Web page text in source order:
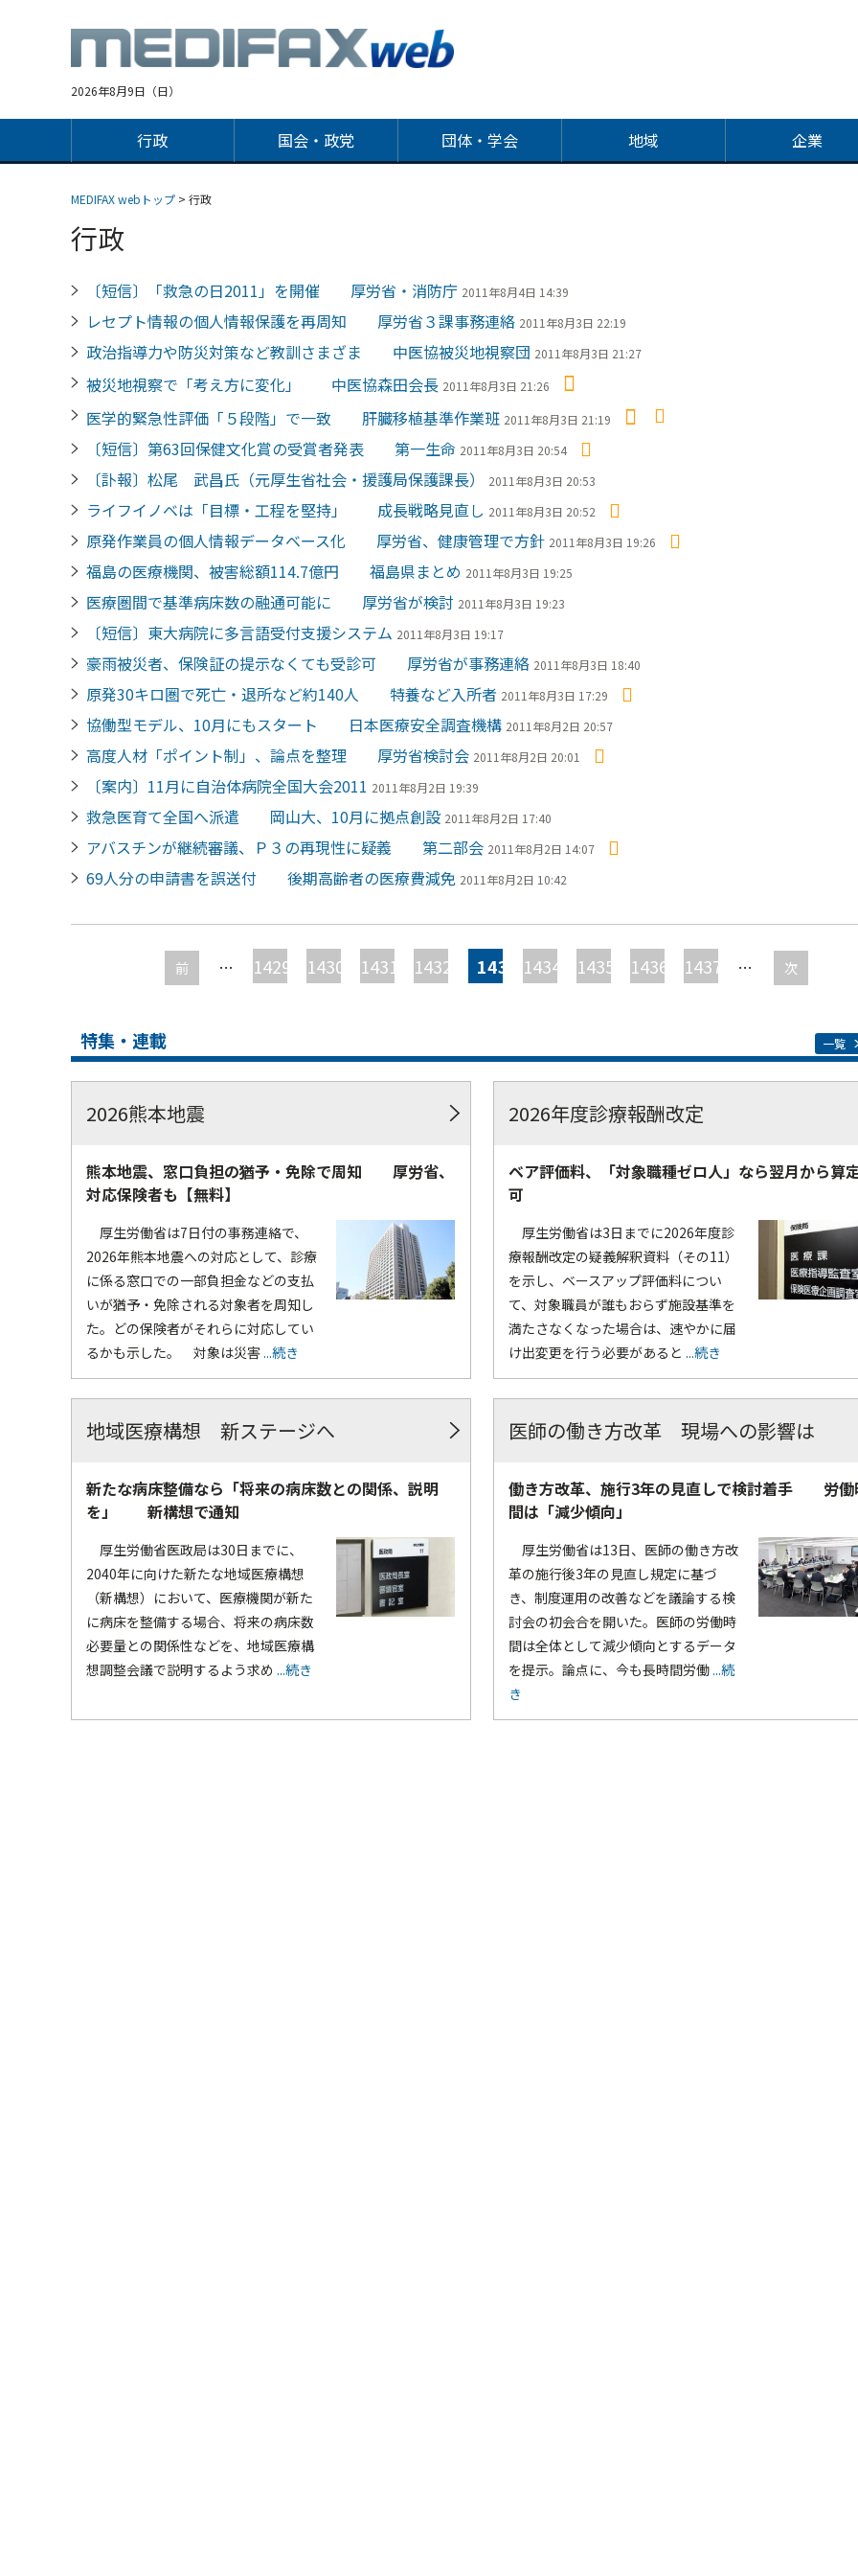
2026年8月9日（日）
行政 国会・政党 団体・学会 地域 企業
MEDIFAX webトップ > 行政
行政
〔短信〕「救急の日2011」を開催 厚労省・消防庁 2011年8月4日 14:39
レセプト情報の個人情報保護を再周知 厚労省３課事務連絡 2011年8月3日 22:19
政治指導力や防災対策など教訓さまざま 中医協被災地視察団 2011年8月3日 21:27
被災地視察で「考え方に変化」 中医協森田会長 2011年8月3日 21:26
医学的緊急性評価「５段階」で一致 肝臓移植基準作業班 2011年8月3日 21:19
〔短信〕第63回保健文化賞の受賞者発表 第一生命 2011年8月3日 20:54
〔訃報〕松尾 武昌氏（元厚生省社会・援護局保護課長） 2011年8月3日 20:53
ライフイノベは「目標・工程を堅持」 成長戦略見直し 2011年8月3日 20:52
原発作業員の個人情報データベース化 厚労省、健康管理で方針 2011年8月3日 19:26
福島の医療機関、被害総額114.7億円 福島県まとめ 2011年8月3日 19:25
医療圏間で基準病床数の融通可能に 厚労省が検討 2011年8月3日 19:23
〔短信〕東大病院に多言語受付支援システム 2011年8月3日 19:17
豪雨被災者、保険証の提示なくても受診可 厚労省が事務連絡 2011年8月3日 18:40
原発30キロ圏で死亡・退所など約140人 特養など入所者 2011年8月3日 17:29
協働型モデル、10月にもスタート 日本医療安全調査機構 2011年8月2日 20:57
高度人材「ポイント制」、論点を整理 厚労省検討会 2011年8月2日 20:01
〔案内〕11月に自治体病院全国大会2011 2011年8月2日 19:39
救急医育て全国へ派遣 岡山大、10月に拠点創設 2011年8月2日 17:40
アバスチンが継続審議、Ｐ３の再現性に疑義 第二部会 2011年8月2日 14:07
69人分の申請書を誤送付 後期高齢者の医療費減免 2011年8月2日 10:42
ペ
前 … 1429 1430 1431 1432 1433 1434 1435 1436 1437 … 次
特集・連載 一覧
2026熊本地震
熊本地震、窓口負担の猶予・免除で周知 厚労省、
対応保険者も【無料】
厚生労働省は7日付の事務連絡で、
2026年熊本地震への対応として、診療
に係る窓口での一部負担金などの支払
いが猶予・免除される対象者を周知し
た。どの保険者がそれらに対応してい
るかも示した。 対象は災害...続き
2026年度診療報酬改定
ベア評価料、「対象職種ゼロ人」なら翌月から算
可
厚生労働省は3日までに2026年度診
療報酬改定の疑義解釈資料（その11）
を示し、ベースアップ評価料につい
て、対象職員が誰もおらず施設基準を
満たさなくなった場合は、速やかに届
け出変更を行う必要があると ...続き
地域医療構想 新ステージへ
新たな病床整備なら「将来の病床数との関係、説明
を」 新構想で通知
厚生労働省医政局は30日までに、
2040年に向けた新たな地域医療構想
（新構想）において、医療機関が新た
に病床を整備する場合、将来の病床数
必要量との関係性などを、地域医療構
想調整会議で説明するよう求め ...続き
医師の働き方改革 現場への影響は
働き方改革、施行3年の見直しで検討着手 労働
間は「減少傾向」
厚生労働省は13日、医師の働き方改
革の施行後3年の見直し規定に基づ
き、制度運用の改善などを議論する検
討会の初会合を開いた。医師の労働時
間は全体として減少傾向とするデータ
を提示。論点に、今も長時間労働...続
き